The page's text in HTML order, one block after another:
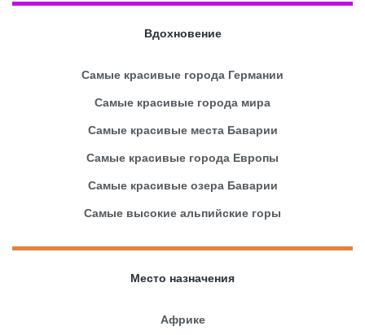
Вдохновение
Самые красивые города Германии
Самые красивые города мира
Самые красивые места Баварии
Самые красивые города Европы
Самые красивые озера Баварии
Самые высокие альпийские горы
Место назначения
Африке